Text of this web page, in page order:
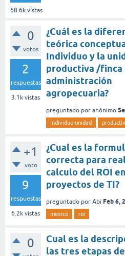
68.6k vistas
0
votos
2
respuestas
3.1k vistas
¿Cuál es la
teórica
Individuo y la
productiva /finca
administración
agropecuaria?
preguntado por anónimo
individuo-unidad
+1
voto
9
respuestas
6.2k vistas
¿Cual es la
correcta para
calculo del ROI en
proyectos de TI?
preguntado por Abi Feb 6,
mexico roi
0
Cual es la
las tres etapas